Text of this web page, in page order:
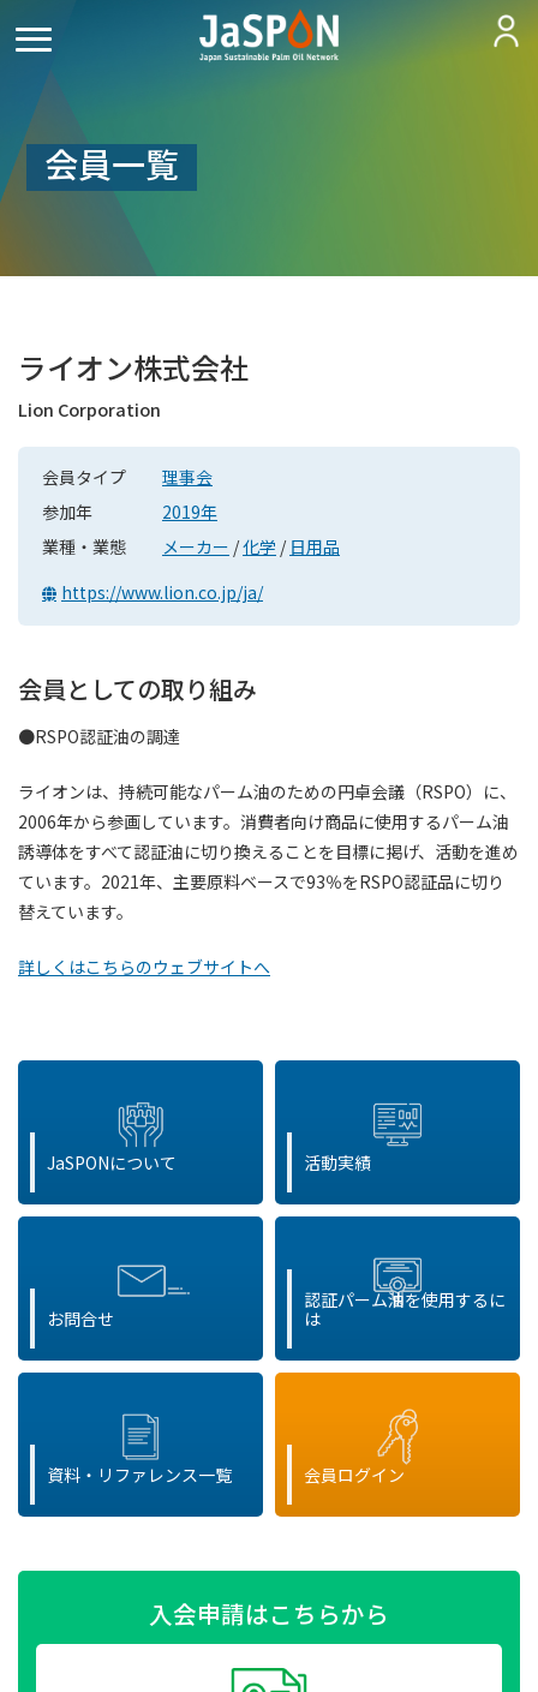
会員一覧
ライオン株式会社
Lion Corporation
会員タイプ
理事会
参加年
2019年
業種・業態
メーカー /化学 / 日用品
https://www.lion.co.jp/ja/
会員としての取り組み
●RSPO認証油の調達
ライオンは、持続可能なパーム油のための円卓会議（RSPO）に、
2006年から参画しています。消費者向け商品に使用するパーム油
誘導体をすべて認証油に切り換えることを目標に掲げ、活動を進め
ています。2021年、主要原料ベースで93％をRSPO認証品に切り
替えています。
詳しくはこちらのウェブサイトへ
JaSPONについて 活動実績
お問合せ
認証パーム油を使用するに
は
資料・リファレンス一覧 会員ログイン
入会申請はこちらから